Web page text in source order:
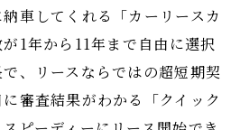
車してくれる「カーリースカ
1年から11年まで自由に選択
、リースならではの超短期契
審査結果がわかる「クイック